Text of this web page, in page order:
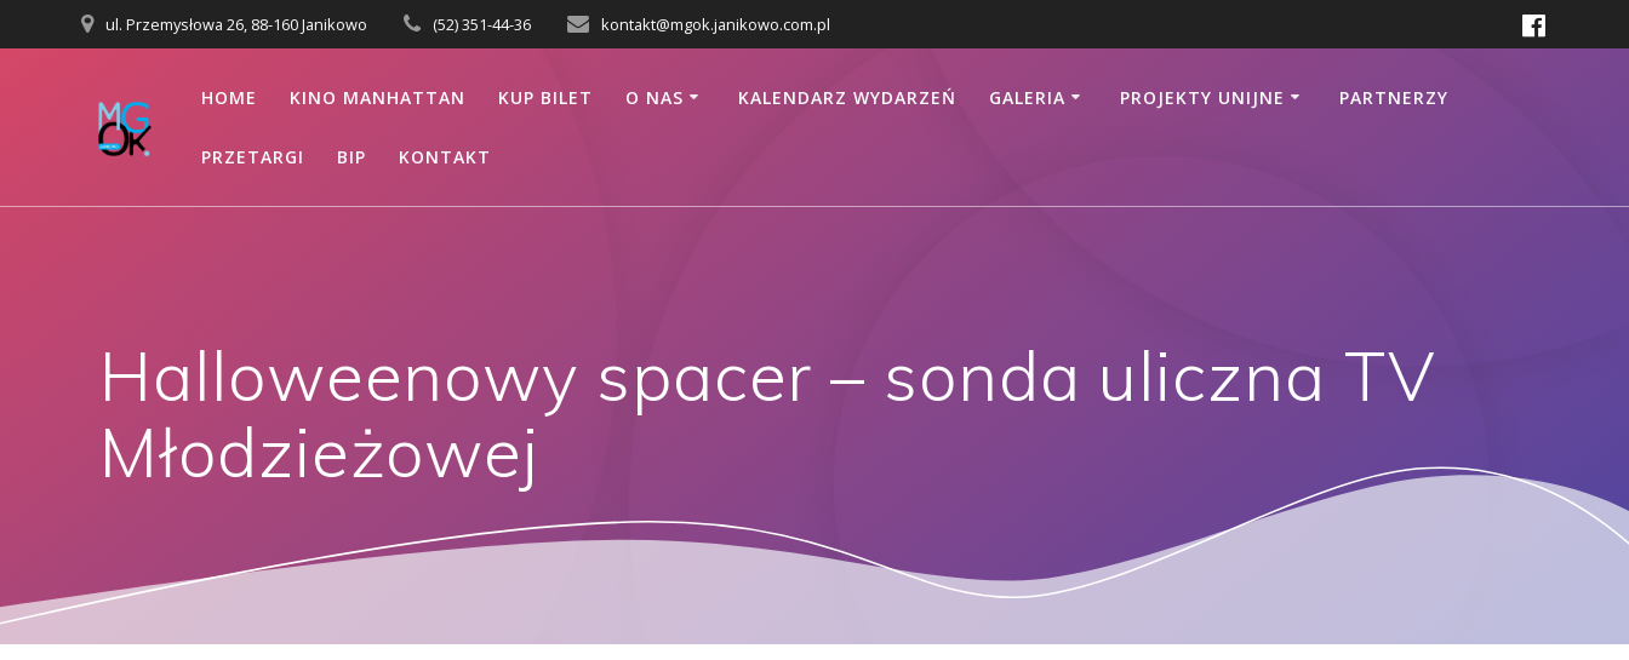
do
ul. Przemysłowa 26, 88-160 Janikowo (52) 351-44-36 kontakt@mgok.janikowo.com.pl
HOME KINO MANHATTAN KUP BILET O NAS KALENDARZ WYDARZEŃ GALERIA PROJEKTY UNIJNE PARTNERZY
PRZETARGI BIP KONTAKT
Halloweenowy spacer – sonda uliczna TV
Młodzieżowej